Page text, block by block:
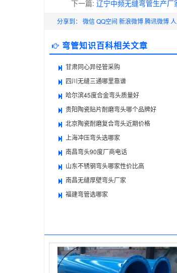
下一篇: 辽宁中频无缝弯管生产厂
分享到： 微信QQ空间 新浪微博腾讯微博
弯管知识百科相关文章
甘肃同心异径管采购
四川无缝三通哪里靠谱
哈尔滨45度合金弯头质量好
贵阳陶瓷贴片耐磨弯头哪个品牌好
北京陶瓷耐磨复合弯头近期价格
上海冲压弯头选哪家
南昌弯头90度厂商电话
山东不锈钢弯头哪家性价比高
南昌无缝厚壁弯头厂家
福建弯管选哪家